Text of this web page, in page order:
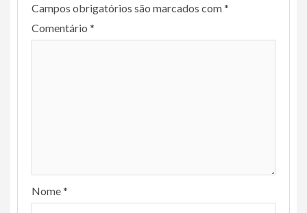
Campos obrigatórios são marcados com*
Comentário *
Nome*